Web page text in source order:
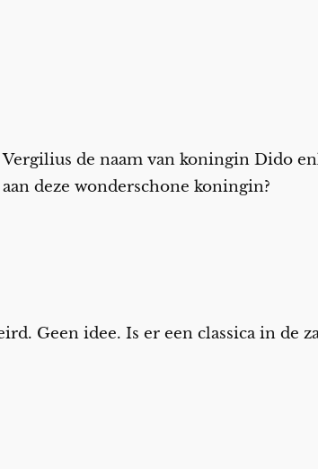
de naam van koningin Dido
deze wonderschone koningin?
Geen idee. Is er een classica in de